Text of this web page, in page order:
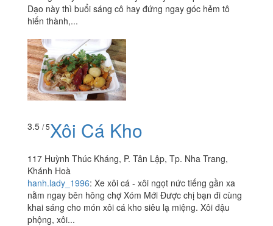
Dạo này thì buổi sáng cô hay đứng ngay góc hẻm tô
hiến thành,...
3.5 / 5Xôi Cá Kho
117 Huỳnh Thúc Kháng, P. Tân Lập, Tp. Nha Trang,
Khánh Hoà
hanh.lady_1996: Xe xôi cá - xôi ngọt nức tiếng gần xa
nằm ngay bên hông chợ Xóm Mới Được chị bạn đi cùng
khai sáng cho món xôi cá kho siêu lạ miệng. Xôi đậu
phộng, xôi...